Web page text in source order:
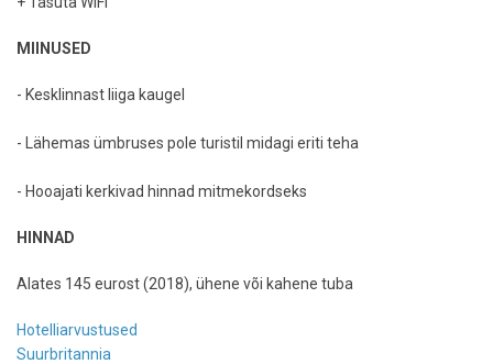
MIINUSED
- Kesklinnast liiga kaugel
- Lähemas ümbruses pole turistil midagi eriti teha
- Hooajati kerkivad hinnad mitmekordseks
HINNAD
Alates 145 eurost (2018), ühene või kahene tuba
Hotelliarvustused
Suurbritannia